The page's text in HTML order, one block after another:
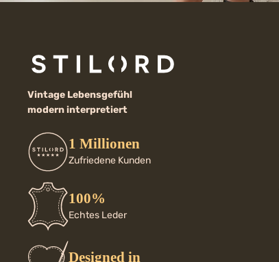
Vintage Lebensgefühl
modern interpretiert
1 Millionen
Zufriedene Kunden
100%
Echtes Leder
Designed in